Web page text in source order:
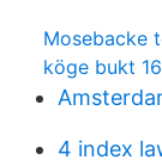
Mosebacke
köge bukt
4 index